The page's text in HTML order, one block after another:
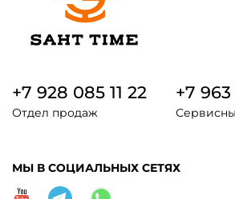
+7 928 085 11 22
Отдел продаж
+7
МЫ В СОЦИАЛЬНЫХ СЕТЯХ